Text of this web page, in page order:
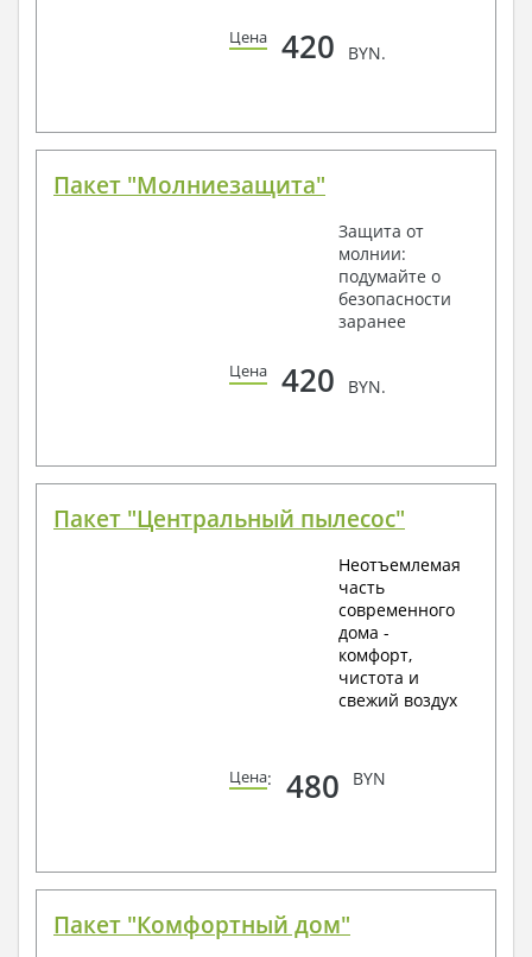
Цена 420 BYN.
Пакет "Молниезащита"
Защита от
молнии:
подумайте о
безопасности
заранее
Цена 420 BYN.
Пакет "Центральный пылесос"
Неотъемлемая
часть
современного
дома -
комфорт,
чистота и
свежий воздух
Цена: 480 BYN
Пакет "Комфортный дом"